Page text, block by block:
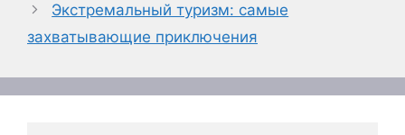
Экстремальный туризм: самые
захватывающие приключения